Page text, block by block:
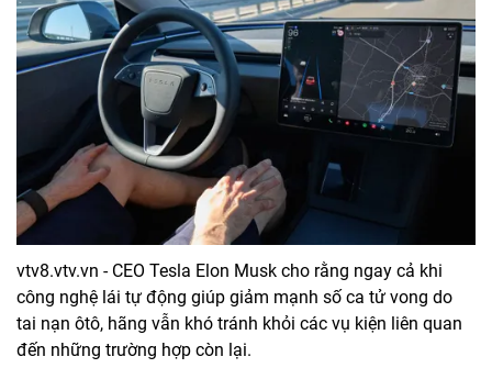
vtv8.vtv.vn - CEO Tesla Elon Musk cho rằng ngay cả khi
công nghệ lái tự động giúp giảm mạnh số ca tử vong do
tai nạn ôtô, hãng vẫn khó tránh khỏi các vụ kiện liên quan
đến những trường hợp còn lại.